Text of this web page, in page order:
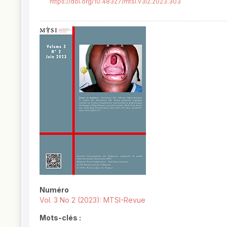
Numéro
Vol. 3 No 2 (2023): MTSI-Revue
Mots-clés :